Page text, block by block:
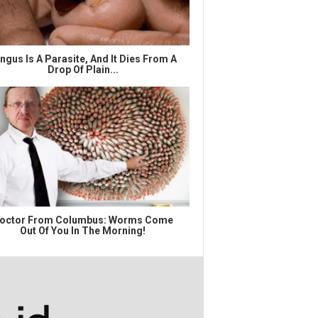
Is A Parasite, And It Dies From A
Drop Of Plain...
From Columbus: Worms Come
Out Of You In The Morning!